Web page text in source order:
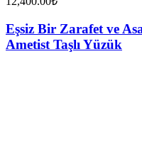
Eşsiz Bir Zarafet ve
Ametist Taşlı Yüzük